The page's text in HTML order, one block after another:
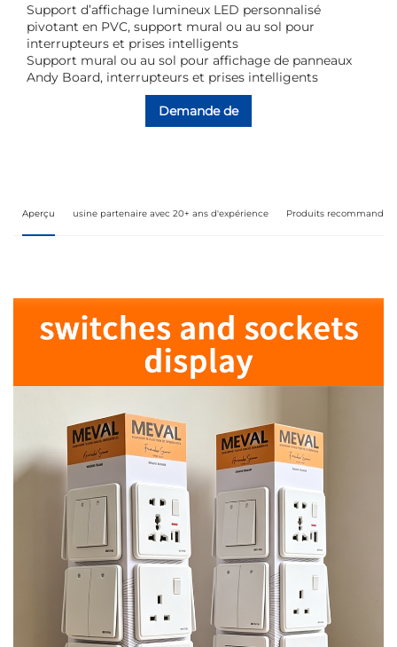
Support d’affichage lumineux LED personnalisé
pivotant en PVC, support mural ou au sol pour
interrupteurs et prises intelligents
Support mural ou au sol pour affichage de panneaux
Andy Board, interrupteurs et prises intelligents
Demande de
Aperçu usine partenaire avec 20+ ans d'expérience Produits recommandés